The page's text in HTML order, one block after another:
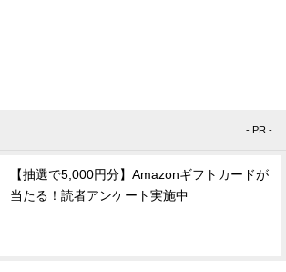
- PR -
【抽選で5,000円分】Amazonギフトカードが
当たる！読者アンケート実施中